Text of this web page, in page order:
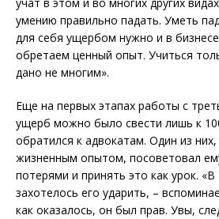
умению правильно падать. Уметь
для себя ущербом нужно и в
обретаем ценный опыт. Учиться
дано не многим».
Еще на первых этапах работы с
ущерб можно было свести лишь к
обратился к адвокатам. Один из
жизненным опытом, посоветовал
потерями и принять это как урок.
захотелось его ударить, –
как оказалось, он был прав. Увы,